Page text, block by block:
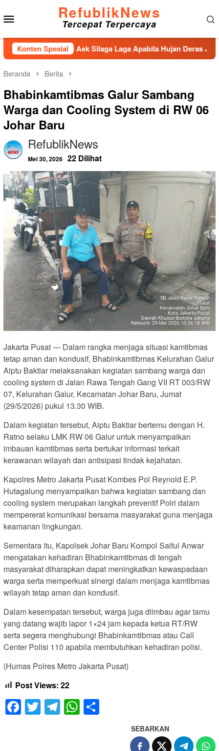
ke
konten
RefublikNews
Tercepat Terpercaya
Konten Spesial
Sungai Aek Silaga Laga Apabila Hujan Deras
Beranda Berita
Bhabinkamtibmas Galur Sambang
Warga dan Cooling System di RW 06
Johar Baru
RefublikNews
Mei 30, 2026 22 Dilihat
Jakarta Pusat — Dalam rangka menjaga situasi kamtibmas
tetap aman dan kondusif, Bhabinkamtibmas Kelurahan Galur
Aiptu Baktiar melaksanakan kegiatan sambang warga dan
cooling system di Jalan Rawa Tengah Gang VII RT 003/RW
07, Kelurahan Galur, Kecamatan Johar Baru, Jumat
(29/5/2026) pukul 13.30 WIB.
Dalam kegiatan tersebut, Aiptu Baktiar bertemu dengan H.
Ratno selaku LMK RW 06 Galur untuk menyampaikan
imbauan kamtibmas serta bertukar informasi terkait
kerawanan wilayah dan antisipasi tindak kejahatan.
Kapolres Metro Jakarta Pusat Kombes Pol Reynold E.P.
Hutagalung menyampaikan bahwa kegiatan sambang dan
cooling system merupakan langkah preventif Polri dalam
mempererat komunikasi bersama masyarakat guna menjaga
keamanan lingkungan.
Sementara itu, Kapolsek Johar Baru Kompol Saiful Anwar
mengatakan kehadiran Bhabinkamtibmas di tengah
masyarakat diharapkan dapat meningkatkan kewaspadaan
warga serta memperkuat sinergi dalam menjaga kamtibmas
wilayah tetap aman dan kondusif.
Dalam kesempatan tersebut, warga juga diimbau agar tamu
yang datang wajib lapor 1×24 jam kepada ketua RT/RW
serta segera menghubungi Bhabinkamtibmas atau Call
Center Polisi 110 apabila membutuhkan kehadiran polisi.
(Humas Polres Metro Jakarta Pusat)
Post Views: 22
Facebook
TwitterTelegram
WhatsApp
SEBARKAN